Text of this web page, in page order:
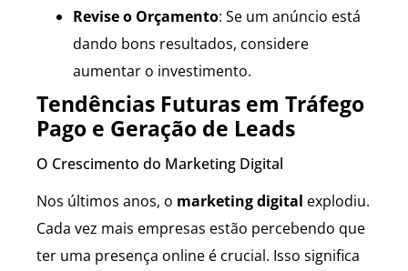
Revise o Orçamento: Se um anúncio está
dando bons resultados, considere
aumentar o investimento.
Tendências Futuras em Tráfego
Pago e Geração de Leads
O Crescimento do Marketing Digital
Nos últimos anos, o marketing digital explodiu.
Cada vez mais empresas estão percebendo que
ter uma presença online é crucial. Isso significa